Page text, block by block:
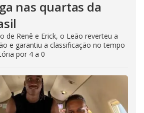
nas quartas da
de Renê e Erick, o Leão reverteu a
e garantiu a classificação no tempo
por 4 a 0